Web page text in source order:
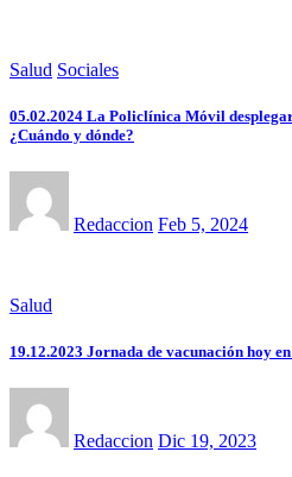
Salud Sociales
05.02.2024 La Policlínica Móvil
¿Cuándo y dónde?
Redaccion Feb 5, 2024
Salud
19.12.2023 Jornada de vacunación hoy
Redaccion Dic 19, 2023